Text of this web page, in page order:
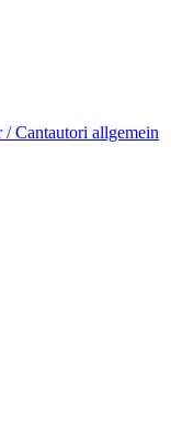
Cantautori allgemein